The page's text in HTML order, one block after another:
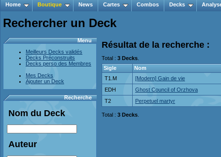
Home Boutique News Cartes Combos Decks
Rechercher un Deck
Menu
Meilleurs Decks validés
Decks Préconstruits
Decks perso des Membres
Mes Decks
Ajouter un Deck
Recherche
Nom du Deck
Auteur
Résultat de la recherche :
Total : 3 Decks
Sigle
Nom
T1.M
[Modern] Gain de vie
EDH
Ghost Council of Orzhova
T2
Perpetuel martyr
Total : 3 Decks